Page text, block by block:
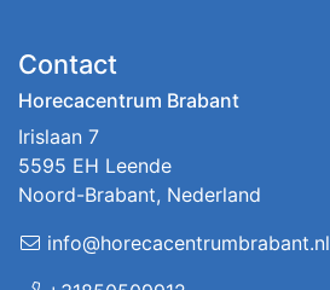
Contact
Horecacentrum Brabant
Irislaan 7
5595 EH Leende
Noord-Brabant, Nederland
info@horecacentrumbrabant.nl